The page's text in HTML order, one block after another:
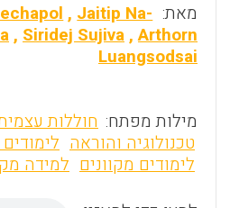
מאת: ,Jaitip Na-
, Siridej Sujiva,Arthorn
Luangsodsai
מילות מפתח: חוללות
טכנולוגיה והוראה
לימודים מקוונים למידה